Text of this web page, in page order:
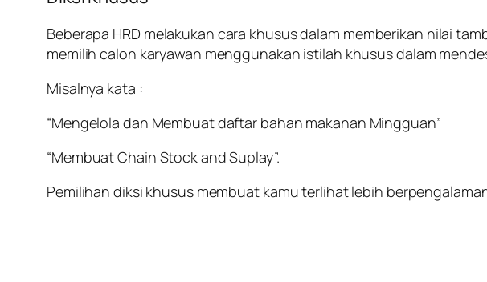
Beberapa HRD melakukan cara khusus dalam memberikan nilai
memilih calon karyawan menggunakan istilah khusus dalam
Misalnya kata :
“Mengelola dan Membuat daftar bahan makanan Mingguan”
“Membuat Chain Stock and Suplay”.
Pemilihan diksi khusus membuat kamu terlihat lebih